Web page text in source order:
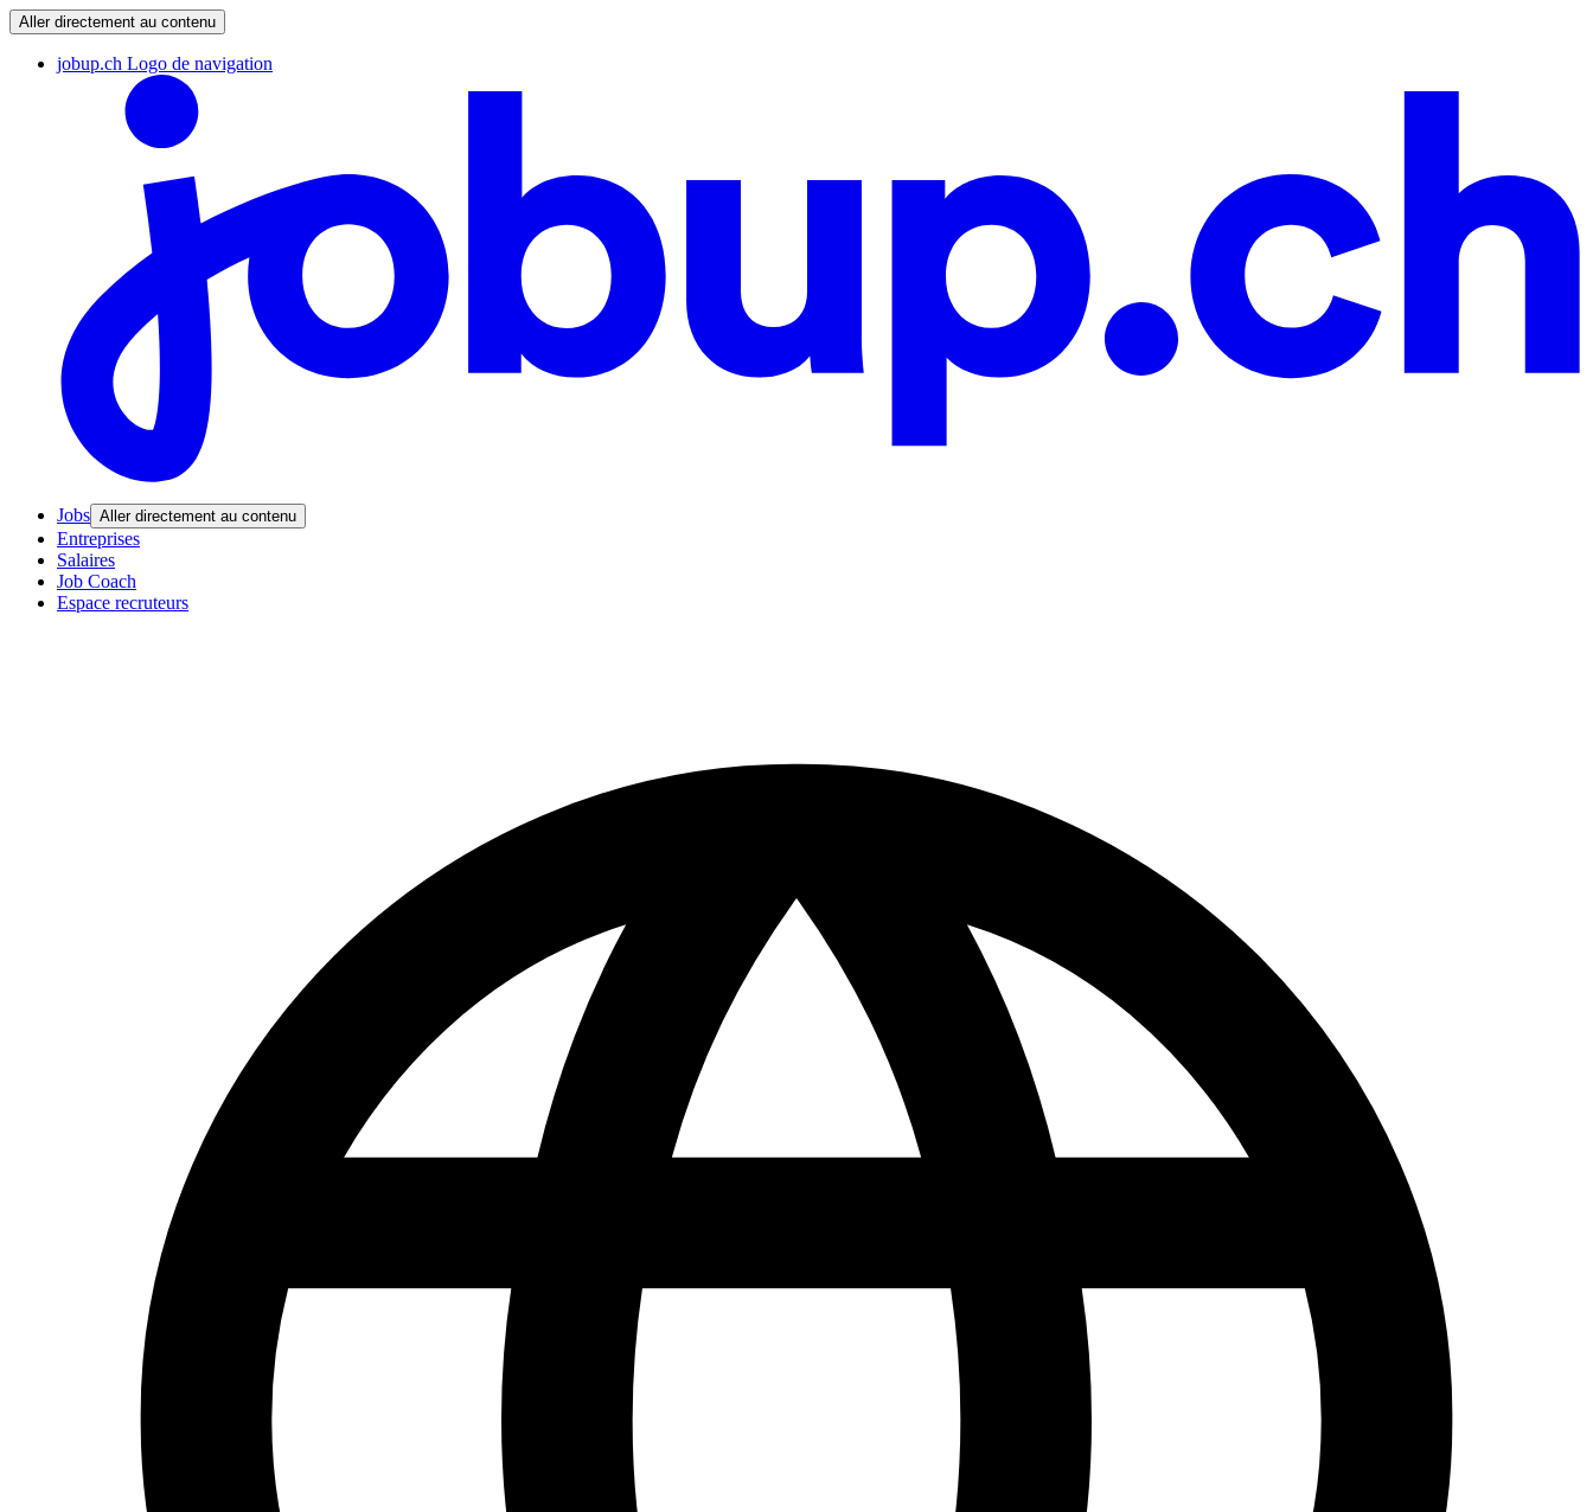
Aller directement au contenu
jobup.ch Logo de navigation
Jobs Aller directement au contenu
Entreprises
Salaires
Job Coach
Espace recruteurs